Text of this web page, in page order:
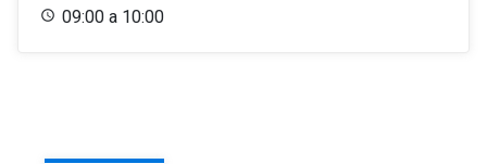
09:00 a 10:00